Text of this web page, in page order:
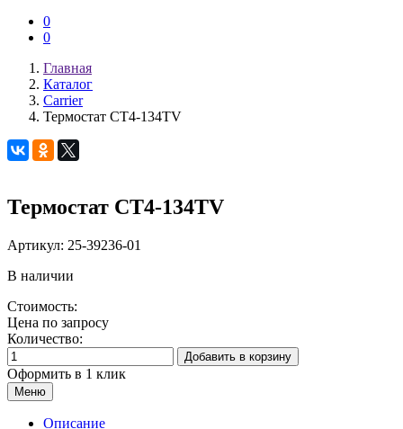
0
0
Главная
Каталог
Carrier
Термостат CT4-134TV
Термостат CT4-134TV
Артикул: 25-39236-01
В наличии
Стоимость:
Цена по запросу
Количество:
Добавить в корзину
Оформить в 1 клик
Меню
Описание